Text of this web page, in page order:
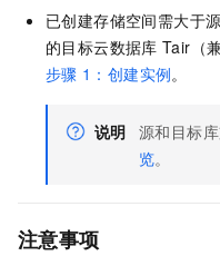
已创建存储空间需大于源
的目标云数据库 Tair（
步骤 1：创建实例。
说明 源和目标
览。
注意事项